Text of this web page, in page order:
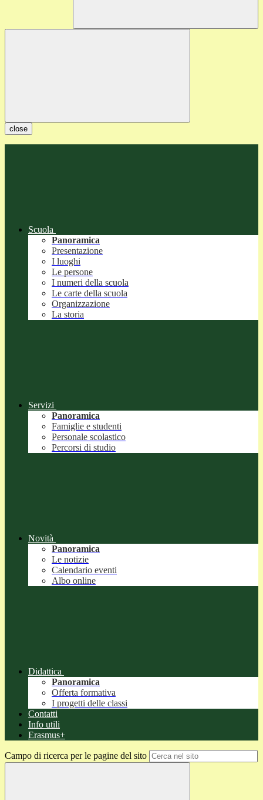
close
Scuola
Panoramica
Presentazione
I luoghi
Le persone
I numeri della scuola
Le carte della scuola
Organizzazione
La storia
Servizi
Panoramica
Famiglie e studenti
Personale scolastico
Percorsi di studio
Novità
Panoramica
Le notizie
Calendario eventi
Albo online
Didattica
Panoramica
Offerta formativa
I progetti delle classi
Contatti
Info utili
Erasmus+
Campo di ricerca per le pagine del sito